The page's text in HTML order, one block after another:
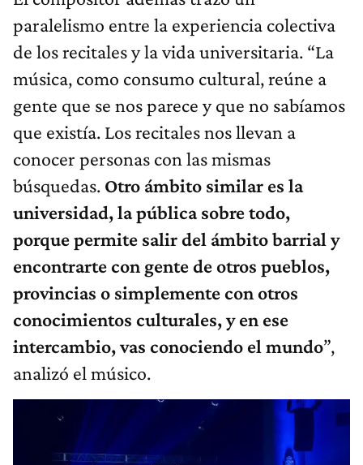
paralelismo entre la experiencia colectiva
de los recitales y la vida universitaria. “La
música, como consumo cultural, reúne a
gente que se nos parece y que no sabíamos
que existía. Los recitales nos llevan a
conocer personas con las mismas
búsquedas. Otro ámbito similar es la
universidad, la pública sobre todo,
porque permite salir del ámbito barrial y
encontrarte con gente de otros pueblos,
provincias o simplemente con otros
conocimientos culturales, y en ese
intercambio, vas conociendo el mundo”,
analizó el músico.